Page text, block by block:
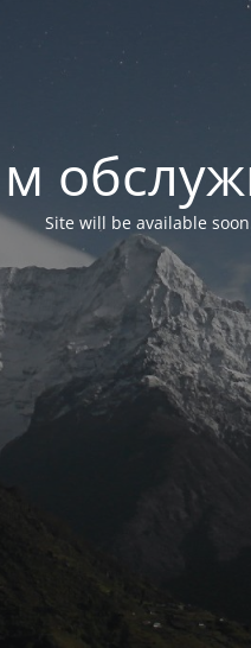
Site will be available